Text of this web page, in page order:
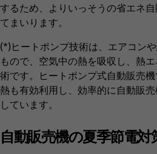
するため、よりいっそうの省エネ
てまいります。
(*)ヒートポンプ技術は、エアコン
もので、空気中の熱を吸収し、熱
術です。ヒートポンプ式自動販売
熱も有効利用し、効率的に自動販
しています。
自動販売機の夏季節電対